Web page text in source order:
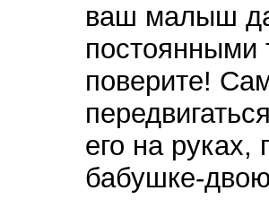
ваш малыш
поверите!
его на
бабушке-